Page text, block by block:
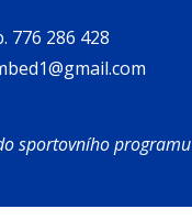
776 286 428
sportovního